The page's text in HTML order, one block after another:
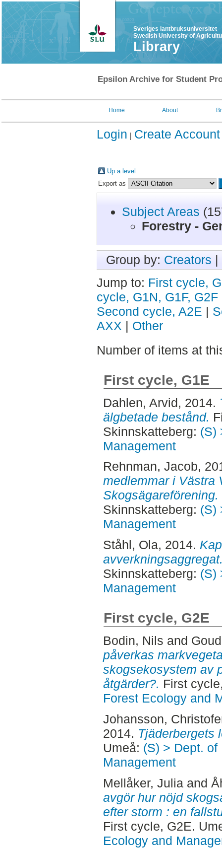
Sveriges lantbruksuniversitet
Swedish University of
Library
Epsilon Archive for Student
Home About
Login Create Account
Up a level
Export as
Subject Areas
Forestry -
Group by: Creators |
Jump to: First cycle,
cycle, G1N, G1F, G2F
Second cycle, A2E |
AXX | Other
Number of items at
First cycle, G1E
Dahlen, Arvid, 2014.
älgbetade bestånd.
Skinnskatteberg: (S)
Management
Rehnman, Jacob,
medlemmar i Västra
Skogsägareförening.
Skinnskatteberg: (S)
Management
Ståhl, Ola, 2014.
Skinnskatteberg: (S)
Management
First cycle, G2E
Bodin, Nils and
påverkas
skogsekosystem av
åtgärder?. First
Forest Ecology and
Johansson,
2014. Tjäderbergets
Umeå: (S) > Dept.
Management
Mellåker, Juliaand
avgör hur nöjd
efter storm : en
First cycle, G2E.
Ecology and